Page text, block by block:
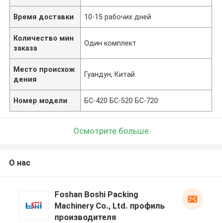
Время доставки 10-15 рабочих дней
Количество мин
заказа
Один комплект
Место происхож
дения
Гуандун, Китай
Номер модели БС-420 БС-520 БС-720
Осмотрите больше
О нас
Foshan Boshi Packing
Machinery Co., Ltd. профиль
производителя